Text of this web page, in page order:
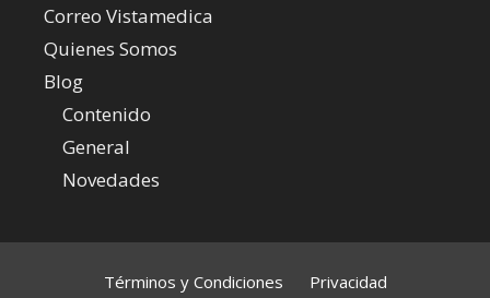
Correo Vistamedica
Quienes Somos
Blog
Contenido
General
Novedades
Términos y Condiciones Privacidad